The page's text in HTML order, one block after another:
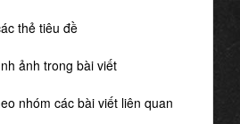
thẻ tiêu đề
ảnh trong bài viết
nhóm các bài viết liên quan